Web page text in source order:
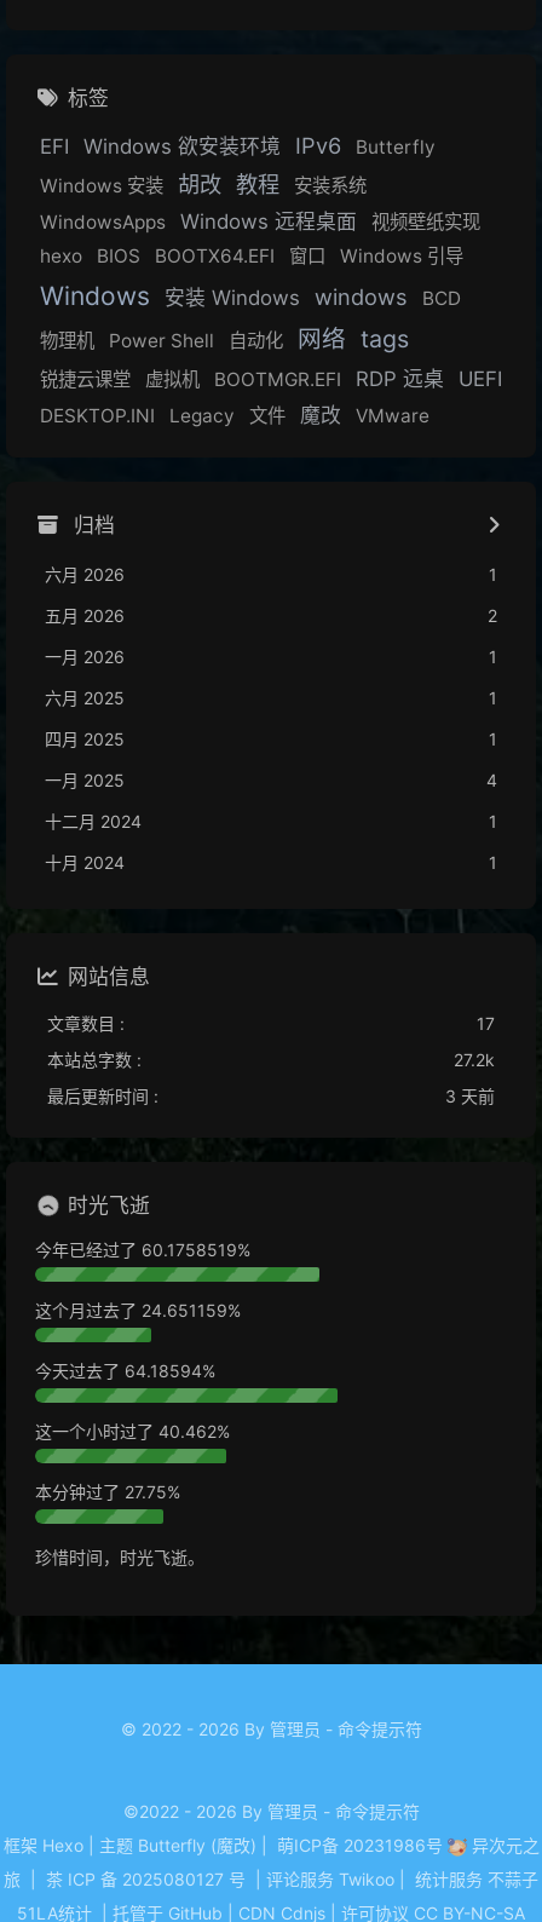
标签
EFI
Windows 欲安装环境 IPv6
Butterfly
Windows 安装
胡改 教程
安装系统
WindowsApps
Windows 远程桌面
视频壁纸实现
hexo
BIOS BOOTX64.EFI 窗口 Windows 引导
Windows 安装 Windows windows
BCD
物理机
Power Shell 自动化 网络 tags
锐捷云课堂 虚拟机 BOOTMGR.EFI RDP 远桌 UEFI
DESKTOP.INI Legacy 文件 魔改 VMware
归档
六月 2026
1
五月 2026
2
一月 2026
1
六月 2025
1
四月 2025
1
一月 2025
4
十二月 2024
1
十月 2024
1
网站信息
文章数目 :
17
本站总字数 :
27.2k
最后更新时间 :
3 天前
时光飞逝
今年已经过了 60.1758528%
这个月过去了 24.651170%
今天过去了 64.18626%
这一个小时过了 40.470%
本分钟过了 28.22%
珍惜时间，时光飞逝。
© 2022 - 2026 By 管理员 - 命令提示符
©2022 - 2026 By 管理员 - 命令提示符
框架 Hexo 主题 Butterfly (魔改) 萌ICP备 20231986号
异次元之
旅
茶 ICP 备 2025080127 号 评论服务 Twikoo 统计服务 不蒜子
51LA统计
托管于 GitHub CDN Cdnjs 许可协议 CC BY-NC-SA